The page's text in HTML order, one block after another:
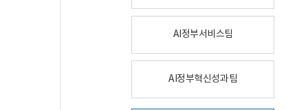
AI정부서비스팀
AI정부혁신성과팀